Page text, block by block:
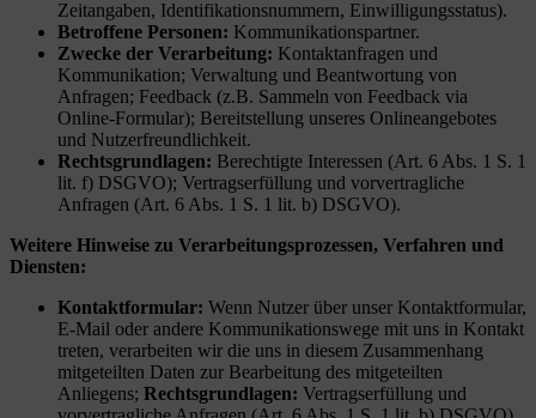
Zeitangaben, Identifikationsnummern, Einwilligungsstatus).
Betroffene Personen: Kommunikationspartner.
Zwecke der Verarbeitung: Kontaktanfragen und
Kommunikation; Verwaltung und Beantwortung von
Anfragen; Feedback (z.B. Sammeln von Feedback via
Online-Formular); Bereitstellung unseres Onlineangebotes
und Nutzerfreundlichkeit.
Rechtsgrundlagen: Berechtigte Interessen (Art. 6 Abs. 1 S. 1
lit. f) DSGVO); Vertragserfüllung und vorvertragliche
Anfragen (Art. 6 Abs. 1 S. 1 lit. b) DSGVO).
Weitere Hinweise zu Verarbeitungsprozessen, Verfahren und
Diensten:
Kontaktformular: Wenn Nutzer über unser Kontaktformular,
E-Mail oder andere Kommunikationswege mit uns in Kontakt
treten, verarbeiten wir die uns in diesem Zusammenhang
mitgeteilten Daten zur Bearbeitung des mitgeteilten
Anliegens; Rechtsgrundlagen: Vertragserfüllung und